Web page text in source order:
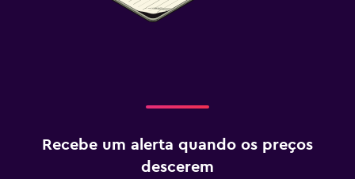
Recebe um alerta quando os preços
descerem